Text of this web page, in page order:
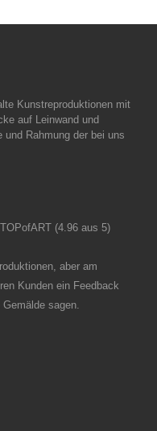
Kunstreproduktionen mit
auf Leinwand und
und Rahmung der bei uns
(4.96 aus 5)
aber am
Kunden ein Feedback
sagen.